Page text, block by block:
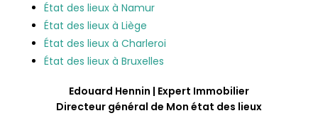
État des lieux à Namur
État des lieux à Liège
État des lieux à Charleroi
État des lieux à Bruxelles
Edouard Hennin | Expert Immobilier
Directeur général de Mon état des lieux